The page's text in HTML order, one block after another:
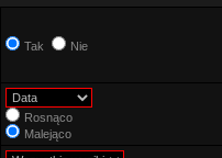
Tak Nie
Rosnąco
Malejąco